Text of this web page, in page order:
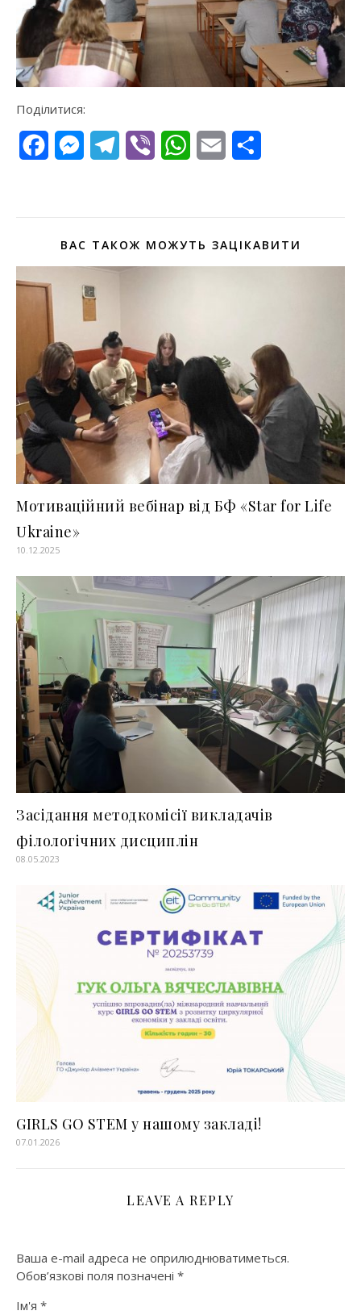
Поділитися:
FacebookMessengerTelegram
Viber WhatsApp
Email
ВАС ТАКОЖ МОЖУТЬ ЗАЦІКАВИТИ
Мотиваційний вебінар від БФ «Star for Life
Ukraine»
10.12.2025
Засідання методкомісії викладачів
філологічних дисциплін
08.05.2023
GIRLS GO STEM у нашому закладі!
07.01.2026
LEAVE A REPLY
Ваша e-mail адреса не оприлюднюватиметься.
Обов’язкові поля позначені *
Ім'я *